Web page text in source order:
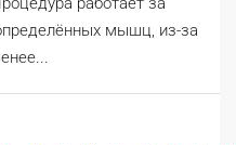
мышц, из-за